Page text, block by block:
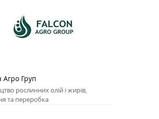
Агро Груп
рослинних олій і жирів,
та переробка